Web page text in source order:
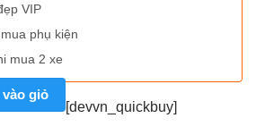
VIP
phụ kiện
mua 2 xe
250 màu bạc số lượng
vào giỏ
[devvn_quickbuy]